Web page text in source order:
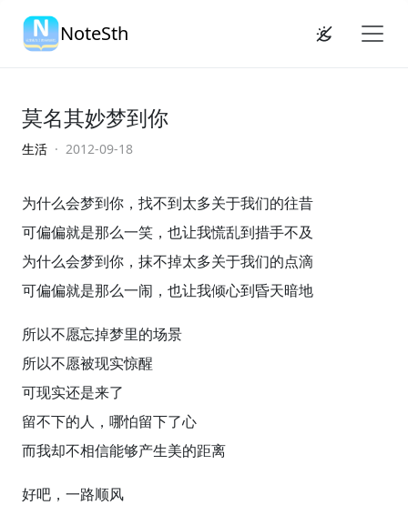
NoteSth
莫名其妙梦到你
生活 · 2012-09-18
为什么会梦到你，找不到太多关于我们的往昔
可偏偏就是那么一笑，也让我慌乱到措手不及
为什么会梦到你，抹不掉太多关于我们的点滴
可偏偏就是那么一闹，也让我倾心到昏天暗地
所以不愿忘掉梦里的场景
所以不愿被现实惊醒
可现实还是来了
留不下的人，哪怕留下了心
而我却不相信能够产生美的距离
好吧，一路顺风